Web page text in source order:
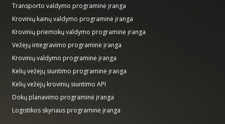
Transporto valdymo programinė įranga
Krovinių kainų valdymo programinė įranga
Krovinių priemokų valdymo programinė įranga
Vežėjų integravimo programinė įranga
Krovinių valdymo programinė įranga
Kelių vežėjų siuntimo programinė įranga
Kelių vežėjų krovinių siuntimo API
Dokų planavimo programinė įranga
Logistikos skyriaus programinė įranga